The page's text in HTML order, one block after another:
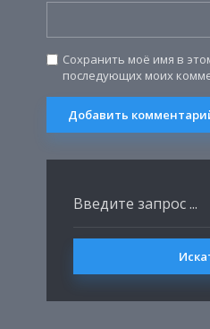
Сохранить моё имя в
последующих моих